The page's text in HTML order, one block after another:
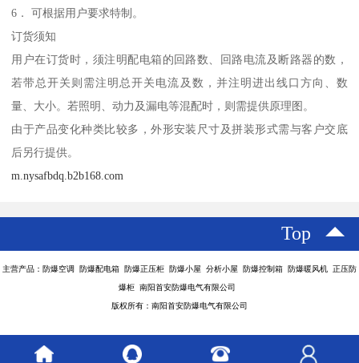
6． 可根据用户要求特制。
订货须知
用户在订货时，须注明配电箱的回路数、回路电流及断路器的数，
若带总开关则需注明总开关电流及数，并注明进出线口方向、数
量、大小。若照明、动力及漏电等混配时，则需提供原理图。
由于产品变化种类比较多，外形安装尺寸及拼装形式需与客户交底
后另行提供。
m.nysafbdq.b2b168.com
Top
主营产品：防爆空调 防爆配电箱 防爆正压柜 防爆小屋 分析小屋 防爆控制箱 防爆暖风机 正压防
爆柜 南阳首安防爆电气有限公司
版权所有：南阳首安防爆电气有限公司